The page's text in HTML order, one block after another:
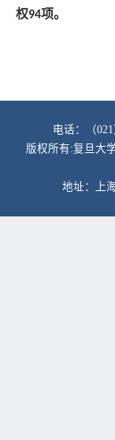
权94项。
电话：（
版权所有:复旦大
地址：上